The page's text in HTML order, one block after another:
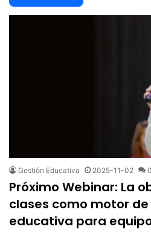
Gestión Educativa 2025-11-02 0
Próximo Webinar: La
clases como motor
educativa para